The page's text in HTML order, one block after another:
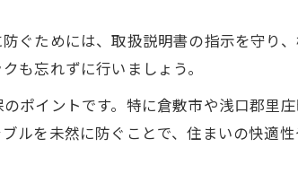
ぐためには、取扱説明書の指示を守り
も忘れずに行いましょう。
ポイントです。特に倉敷市や浅口郡里
ルを未然に防ぐことで、住まいの快適